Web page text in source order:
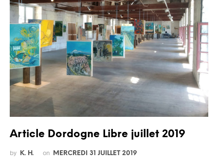
Article Dordogne Libre juillet 2019
by K. H. on MERCREDI 31 JUILLET 2019